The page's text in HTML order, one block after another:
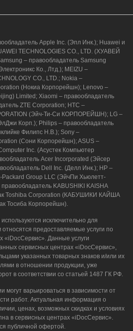
ул. Героев Десантников,
74(с 9:00 до 20:00)
Apple Inc. (Эпл Инк.); Huawei и
TECHNOLOGIES CO., LTD. (ХУАВЕЙ
– правообладатель Samsung
Ко., Лтд.); MEIZU –
CO., LTD.; Nokia –
(Нокиа Корпорейшн); Lenovo –
Limited; Xiaomi – правообладатель
ZTE Corporation; HTC –
(Эйч-Ти-Си КОРПОРЕЙШН); LG –
Корп.); Philips – правообладатель
Филипс Н.В.); Sony –
(Сони Корпорейшн); ASUS –
Inc. (Асустек Компьютер
Acer Incorporated (Эйсер
Dell Inc. (Делл Инк.); HP –
Packard Group LLC (ЭйчПи Хьюлетт-
KABUSHIKI KAISHA
Toshiba Corporation (КАБУШИКИ КАЙША
Тосиба Корпорейшн).
исключительно для
предоставляемые услуги по
«iDocСервис». Данные услуги
сервисных центрах «iDocСервис»,
указанных товарных знаков и/или их
в отношении продукции, уже
в соответствии со статьей 1487 ГК РФ.
могут варьироваться в зависимости от
работ. Актуальная информация о
ценах, возможных скидках и условиях
в сервисных центрах «iDocСервис».
публичной офертой.